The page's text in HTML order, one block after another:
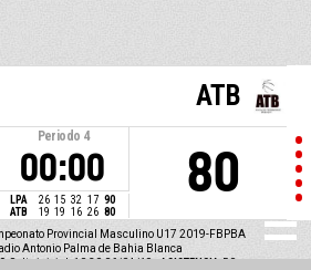
Periodo 4
00:00
LPA 26 15 32 17 90
ATB
19 19 16 26 80
ATB
80
Provincial Masculino U17 2019-FBPBA
Antonio Palma de Bahia Blanca
Salto inicial: 10:30 06/04/19 ASISTENCIA 50